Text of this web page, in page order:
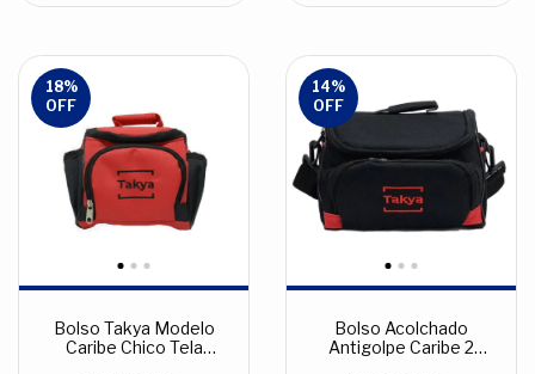
18%
OFF
Bolso Takya Modelo
Caribe Chico Tela
14%
OFF
Bolso Acolchado
Antigolpe Caribe 2